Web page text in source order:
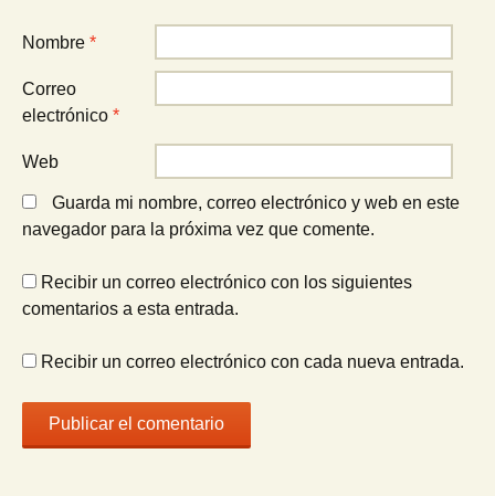
Nombre *
Correo
electrónico *
Web
Guarda mi nombre, correo electrónico y web en este
navegador para la próxima vez que comente.
Recibir un correo electrónico con los siguientes
comentarios a esta entrada.
Recibir un correo electrónico con cada nueva entrada.